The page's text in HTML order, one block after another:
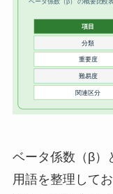
ベータ係数（β）
用語を整理して